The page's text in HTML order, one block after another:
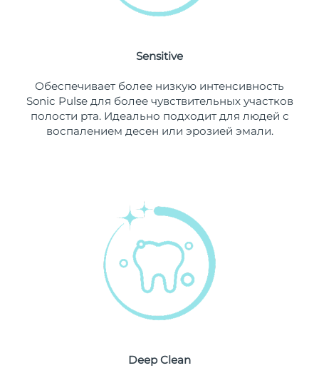
Sensitive
Обеспечивает более низкую интенсивность
Sonic Pulse для более чувствительных участков
полости рта. Идеально подходит для людей с
воспалением десен или эрозией эмали.
Deep Clean
Новая Зеландия
8/9/26
Норвегия
Ожидаемая дата доставки
8/9/26
Ожидаемая дата доставки
Ожидаемая дата доставки
Ожидаемая дата доставки